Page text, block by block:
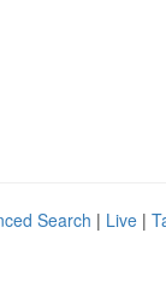
Search | Live |